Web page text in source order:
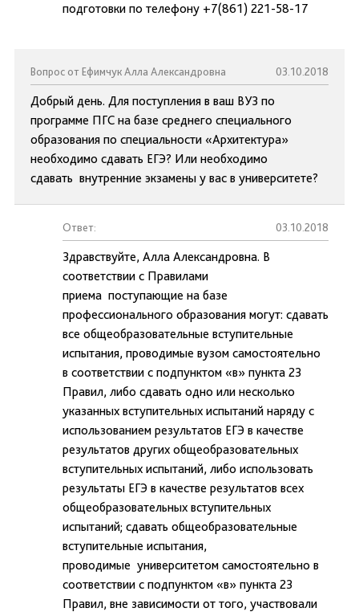
подготовки по телефону +7(861) 221-58-17
Вопрос от Ефимчук Алла Александровна 03.10.2018
Добрый день. Для поступления в ваш ВУЗ по
программе ПГС на базе среднего специального
образования по специальности «Архитектура»
необходимо сдавать ЕГЭ? Или необходимо
сдавать внутренние экзамены у вас в университете?
Ответ: 03.10.2018
Здравствуйте, Алла Александровна. В
соответствии с Правилами
приема поступающие на базе
профессионального образования могут: сдавать
все общеобразовательные вступительные
испытания, проводимые вузом самостоятельно
в соответствии с подпунктом «в» пункта 23
Правил, либо сдавать одно или несколько
указанных вступительных испытаний наряду с
использованием результатов ЕГЭ в качестве
результатов других общеобразовательных
вступительных испытаний, либо использовать
результаты ЕГЭ в качестве результатов всех
общеобразовательных вступительных
испытаний; сдавать общеобразовательные
вступительные испытания,
проводимые университетом самостоятельно в
соответствии с подпунктом «в» пункта 23
Правил, вне зависимости от того, участвовали